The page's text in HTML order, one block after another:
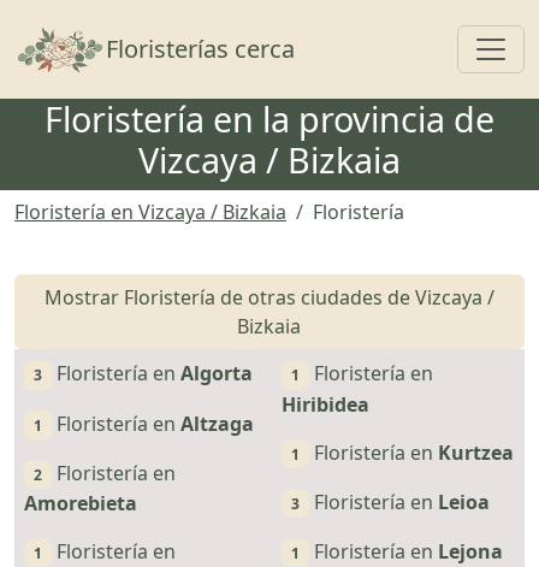
Floristerías cerca
Floristería en la provincia de
Vizcaya / Bizkaia
Floristería en Vizcaya / Bizkaia Floristería
Mostrar Floristería de otras ciudades de Vizcaya /
Bizkaia
3 Floristería en Algorta
1 Floristería en Altzaga
2
Floristería en
Amorebieta
1
Floristería en
1
Floristería en
Hiribidea
1 Floristería en Kurtzea
3 Floristería en Leioa
1 Floristería en Lejona